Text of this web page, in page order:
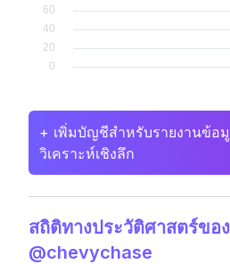
+ เพิ่มบัญชีสำหรับรายงานข้อ
วิเคราะห์เชิงลึก
สถิติทางประวัติศาสตร์ของ
@chevychase